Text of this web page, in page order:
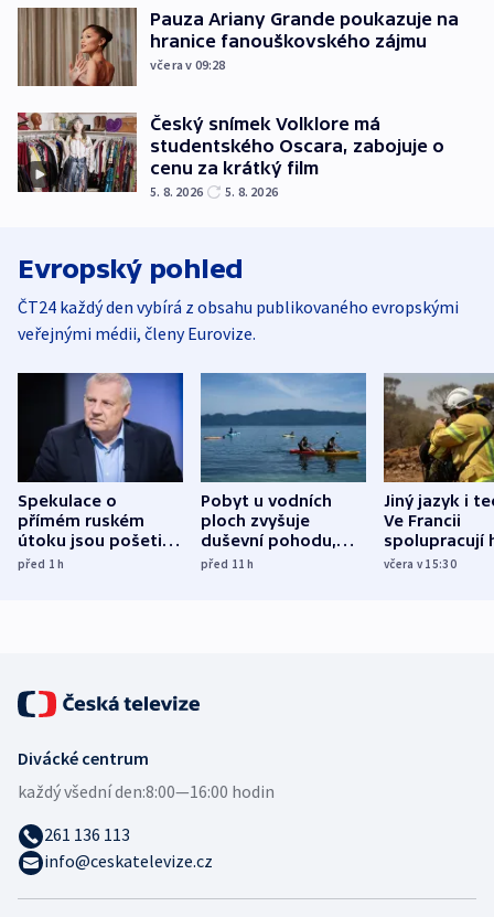
Pauza Ariany Grande poukazuje na
hranice fanouškovského zájmu
včera v 09:28
Český snímek Volklore má
studentského Oscara, zabojuje o
cenu za krátký film
5. 8. 2026 5. 8. 2026
Evropský pohled
ČT24 každý den vybírá z obsahu publikovaného evropskými
veřejnými médii, členy Eurovize.
Spekulace o
přímém ruském
útoku jsou pošetilé,
míní estonský
před 1h
Pobyt u vodních
ploch zvyšuje
duševní pohodu,
ukázala
před 11h
Jiný jazyk i
Ve Francii
spolupracují
různých zemí
včera v 15:30
Divácké centrum
každý všední den:8:00—16:00 hodin
261 136 113
info@ceskatelevize.cz